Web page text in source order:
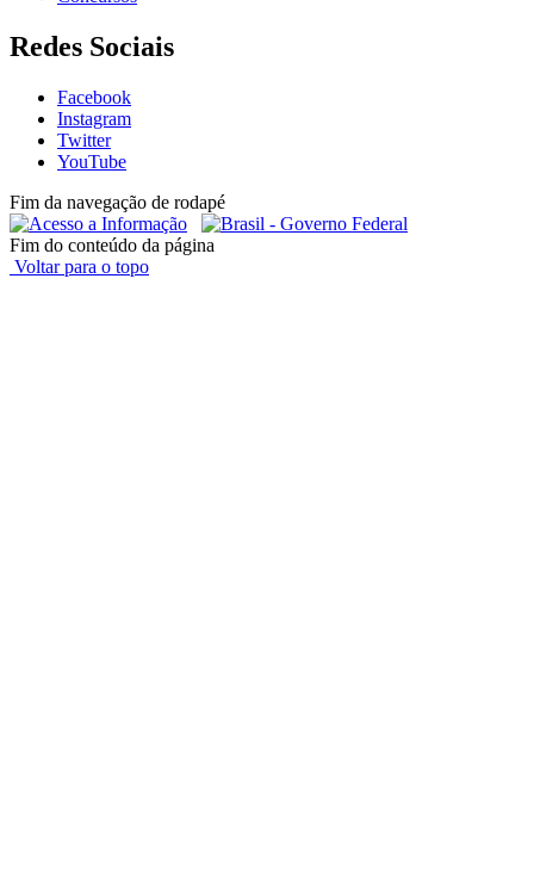
Redes Sociais
Facebook
Instagram
Twitter
YouTube
Fim da navegação de rodapé
Fim do conteúdo da página
Voltar para o topo